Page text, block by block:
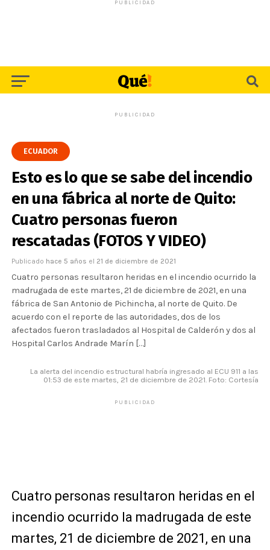
PUBLICIDAD
PUBLICIDAD
ECUADOR
Esto es lo que se sabe del incendio
en una fábrica al norte de Quito:
Cuatro personas fueron
rescatadas (FOTOS Y VIDEO)
Publicado hace 5 años el 21 de diciembre de 2021
Cuatro personas resultaron heridas en el incendio ocurrido la
madrugada de este martes, 21 de diciembre de 2021, en una
fábrica de San Antonio de Pichincha, al norte de Quito. De
acuerdo con el reporte de las autoridades, dos de los
afectados fueron trasladados al Hospital de Calderón y dos al
Hospital Carlos Andrade Marín […]
La alerta del incendio estructural habría ingresado al ECU 911 a las
01:53 de este martes, 21 de diciembre de 2021. Foto: Cortesía
PUBLICIDAD
Cuatro personas resultaron heridas en el
incendio ocurrido la madrugada de este
martes, 21 de diciembre de 2021, en una